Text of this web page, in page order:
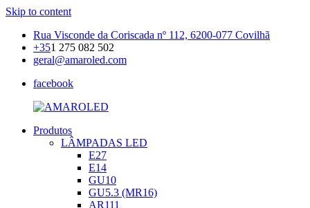
Skip to content
Rua Visconde da Coriscada nº 112, 6200-077 Covilhã
+351 275 082 502
geral@amaroled.com
facebook
AMAROLED
Iluminação
Produtos
LÂMPADAS LED
E27
E14
GU10
GU5.3 (MR16)
AR111